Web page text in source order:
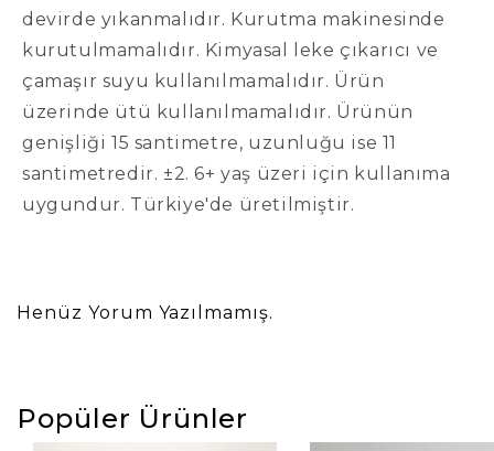
devirde yıkanmalıdır. Kurutma makinesinde
kurutulmamalıdır. Kimyasal leke çıkarıcı ve
çamaşır suyu kullanılmamalıdır. Ürün
üzerinde ütü kullanılmamalıdır. Ürünün
genişliği 15 santimetre, uzunluğu ise 11
santimetredir. ±2. 6+ yaş üzeri için kullanıma
uygundur. Türkiye'de üretilmiştir.
Henüz Yorum Yazılmamış.
Popüler Ürünler